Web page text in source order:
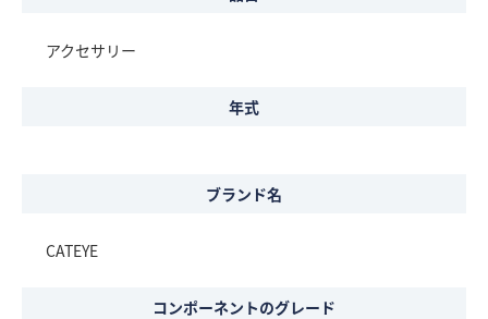
アクセサリー
年式
ブランド名
CATEYE
コンポーネントのグレード